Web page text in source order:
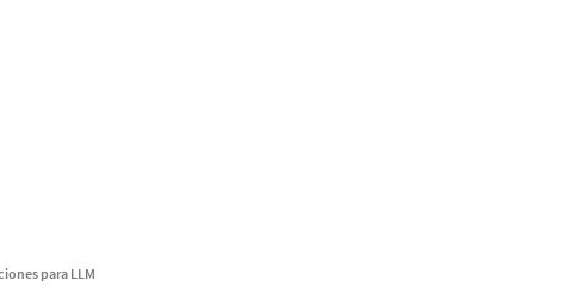
para LLM